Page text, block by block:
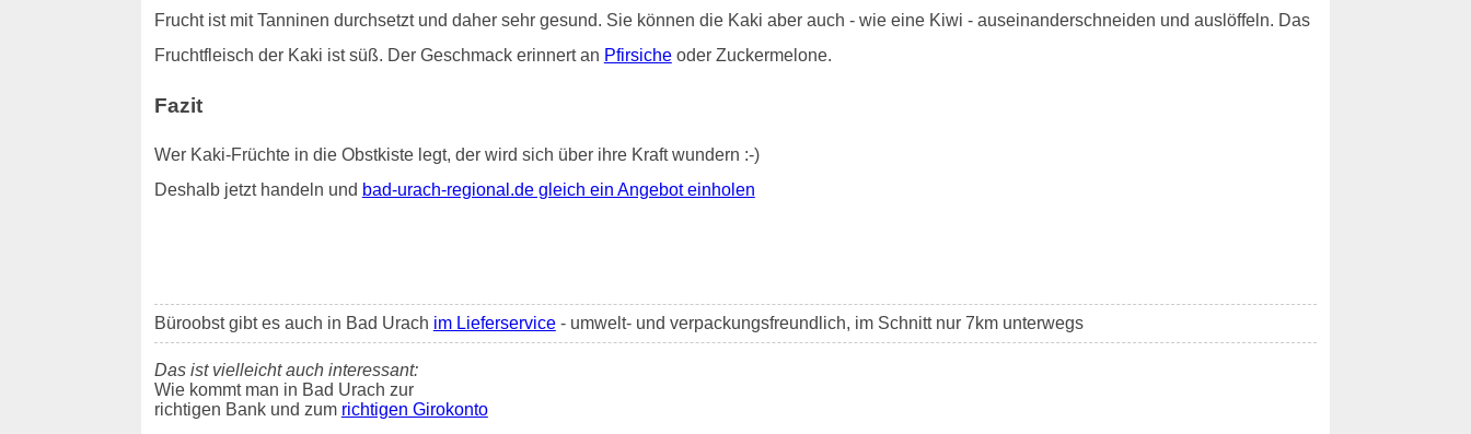
Frucht ist mit Tanninen durchsetzt und daher sehr gesund. Sie können die Kaki aber auch - wie eine Kiwi - auseinanderschneiden und auslöffeln. Das
Fruchtfleisch der Kaki ist süß. Der Geschmack erinnert an Pfirsicheoder Zuckermelone.
Fazit
Wer Kaki-Früchte in die Obstkiste legt, der wird sich über ihre Kraft wundern :-)
Deshalb jetzt handeln und bad-urach-regional.de gleich ein Angebot einholen
Büroobst gibt es auch in Bad Urach im Lieferservice- umwelt- und verpackungsfreundlich, im Schnitt nur 7km unterwegs
Das ist vielleicht auch interessant:
Wie kommt man in Bad Urach zur
richtigen Bank und zum richtigen Girokonto